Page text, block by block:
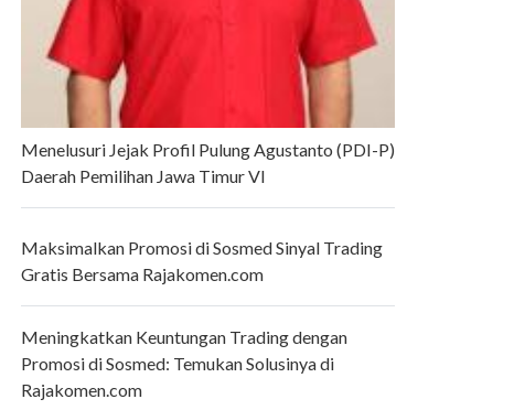
Menelusuri Jejak Profil Pulung Agustanto (PDI-P)
Daerah Pemilihan Jawa Timur VI
Maksimalkan Promosi di Sosmed Sinyal Trading
Gratis Bersama Rajakomen.com
Meningkatkan Keuntungan Trading dengan
Promosi di Sosmed: Temukan Solusinya di
Rajakomen.com